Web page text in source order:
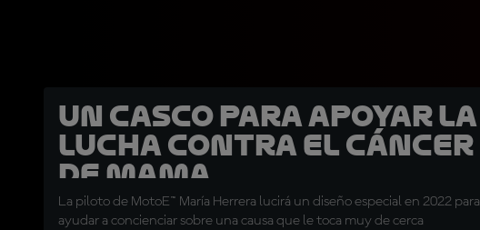
Un casco para apoyar la
lucha contra el cáncer
de mama
La piloto de MotoE™ María Herrera lucirá un diseño especial en 2022 para
ayudar a concienciar sobre una causa que le toca muy de cerca